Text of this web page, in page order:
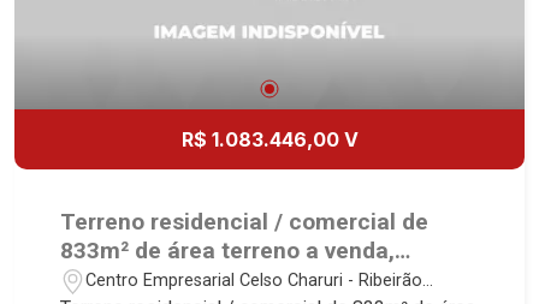
R$ 1.083.446,00 V
Terreno residencial / comercial de
833m² de área terreno a venda,
próximo a Rodovia Anhanguera - Bairro
Centro Empresarial Celso Charuri - Ribeirão